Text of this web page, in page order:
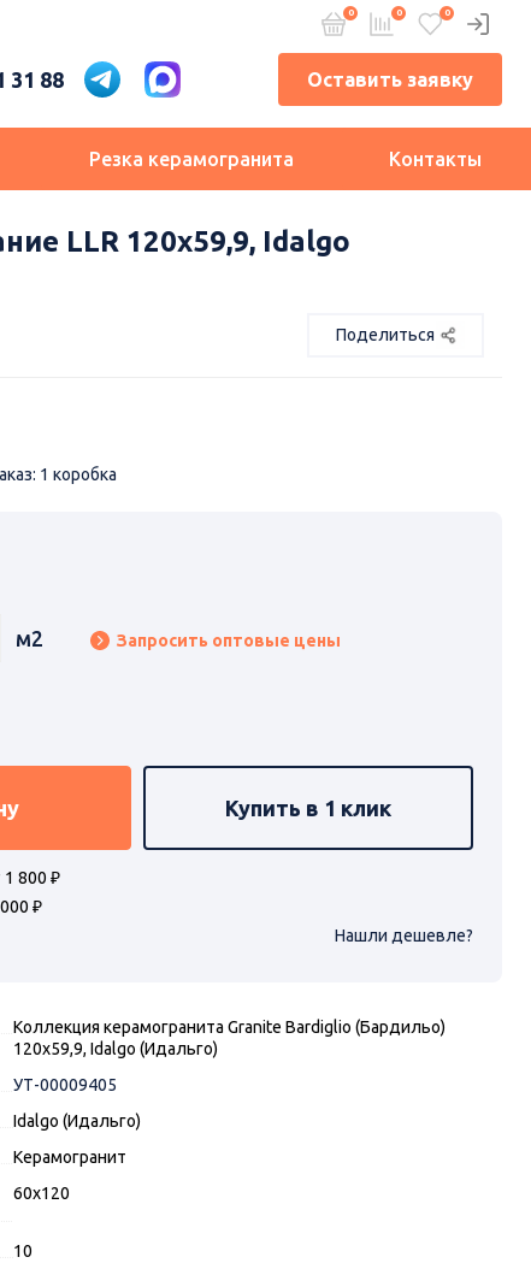
31 88 Оставить заявку
Резка керамогранита Контакты
LLR 120х59,9, Idalgo
Поделиться
1 коробка
м2 Запросить оптовые цены
Купить в 1 клик
800 ₽
₽
Нашли дешевле?
Коллекция керамогранита Granite Bardiglio (Бардильо)
120х59,9, Idalgo (Идальго)
УТ-00009405
Idalgo (Идальго)
Керамогранит
60x120
10